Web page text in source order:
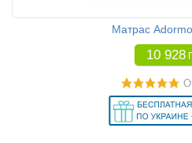
Матрас
10 928